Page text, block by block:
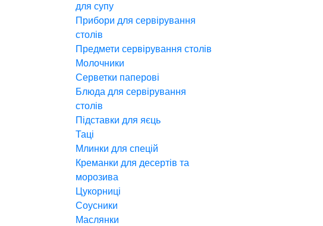
для супу
Прибори для сервірування
столів
Предмети сервірування столів
Молочники
Серветки паперові
Блюда для сервірування
столів
Підставки для яєць
Таці
Млинки для спецій
Креманки для десертів та
морозива
Цукорниці
Соусники
Маслянки